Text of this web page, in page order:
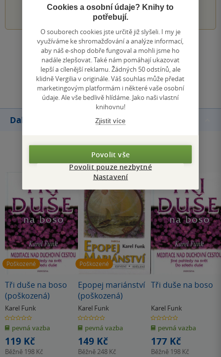
1 2 3 4 5
Zobrazit všechna hodnocení
Přidat hodnocení
Další knihy autora
Poškozené
Tři duše na boso
(poškozená)
Karel Funk
0.0
z
5
hvězdiček
pevná vazba
119 Kč
Běžně 198 Kč
Poškozené
Epopej mariánství
(poškozená)
Karel Funk
0.0
z
5
hvězdiček
pevná vazba
149 Kč
Běžně248 Kč
Tři duše na boso
Karel Funk
0.0
z
5
hvězdiček
pevná vazba
177 Kč
Běžně 198 Kč
Cookies a osobní údaje? Knihy to
potřebují.
O souborech cookies jste určitě již slyšeli. I my je
využíváme ke shromažďování a analýze informací,
aby náš e-shop dobře fungoval a mohli jsme ho
nadále zlepšovat. Také nám pomáhají ukazovat
lepší a cílenější reklamu. Žádných 50 odstínů, ale
klidně Vergilia v originále. Váš souhlas může předat
marketingovým platformám i některé vaše osobní
údaje. Ale vše bedlivě hlídáme. Jako naši vlastní
knihovnu!
Zjistit více
Povolit vše
Povolit pouze nezbytné
Nastavení